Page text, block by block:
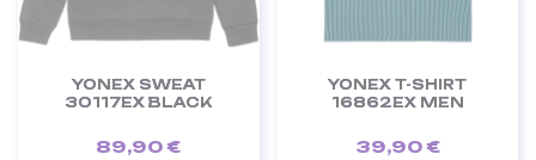
YONEX SWEAT
30117EX BLACK
89,90 €
YONEX T-SHIRT
16862EX MEN
39,90 €